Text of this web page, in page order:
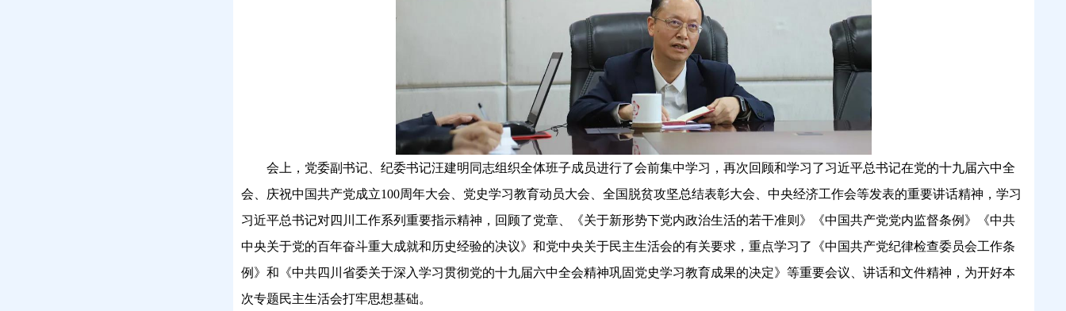
会上，党委副书记、纪委书记汪建明同志组织全体班子成员进行了会前集中学习，再次回顾和学习了习近平总书记在党的十九届六中全
会、庆祝中国共产党成立100周年大会、党史学习教育动员大会、全国脱贫攻坚总结表彰大会、中央经济工作会等发表的重要讲话精神，学习
习近平总书记对四川工作系列重要指示精神，回顾了党章、《关于新形势下党内政治生活的若干准则》《中国共产党党内监督条例》《中共
中央关于党的百年奋斗重大成就和历史经验的决议》和党中央关于民主生活会的有关要求，重点学习了《中国共产党纪律检查委员会工作条
例》和《中共四川省委关于深入学习贯彻党的十九届六中全会精神巩固党史学习教育成果的决定》等重要会议、讲话和文件精神，为开好本
次专题民主生活会打牢思想基础。